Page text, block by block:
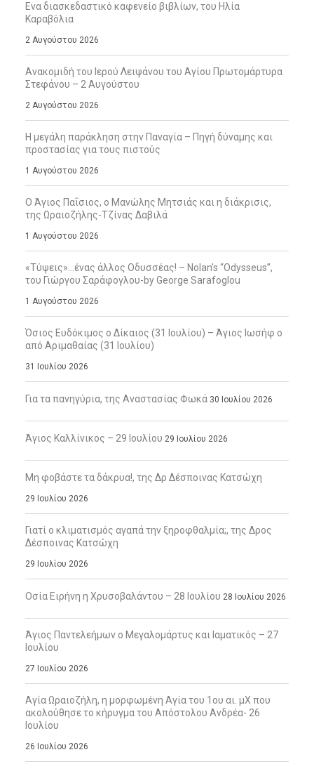
Ενα διασκεδαστικό καφενείο βιβλίων, του Ηλία
Καραβόλια
2 Αυγούστου 2026
Ανακομιδή του Ιερού Λειψάνου του Αγίου Πρωτομάρτυρα
Στεφάνου – 2 Αυγούστου
2 Αυγούστου 2026
Η μεγάλη παράκληση στην Παναγία – Πηγή δύναμης και
προστασίας για τους πιστούς
1 Αυγούστου 2026
Ο Άγιος Παΐσιος, ο Μανώλης Μητσιάς και η διάκρισις,
της Ωραιοζήλης-Τζίνας Δαβιλά
1 Αυγούστου 2026
«Τύψεις»…ένας άλλος Οδυσσέας! – Nolan’s “Odysseus”,
του Γιώργου Σαράφογλου-by George Sarafoglou
1 Αυγούστου 2026
Όσιος Ευδόκιμος ο Δίκαιος (31 Ιουλίου) – Άγιος Ιωσήφ ο
από Αριμαθαίας (31 Ιουλίου)
31 Ιουλίου 2026
Για τα πανηγύρια, της Αναστασίας Φωκά 30 Ιουλίου 2026
Άγιος Καλλίνικος – 29 Ιουλίου 29 Ιουλίου 2026
Μη φοβάστε τα δάκρυα!, της Δρ Δέσποινας Κατσώχη
29 Ιουλίου 2026
Γιατί ο κλιματισμός αγαπά την ξηροφθαλμία;, της Δρος
Δέσποινας Κατσώχη
29 Ιουλίου 2026
Οσία Ειρήνη η Χρυσοβαλάντου – 28 Ιουλίου 28 Ιουλίου 2026
Άγιος Παντελεήμων ο Μεγαλομάρτυς και Ιαματικός – 27
Ιουλίου
27 Ιουλίου 2026
Αγία Ωραιοζήλη, η μορφωμένη Αγία του 1ου αι. μΧ που
ακολούθησε το κήρυγμα του Απόστολου Ανδρέα- 26
Ιουλίου
26 Ιουλίου 2026